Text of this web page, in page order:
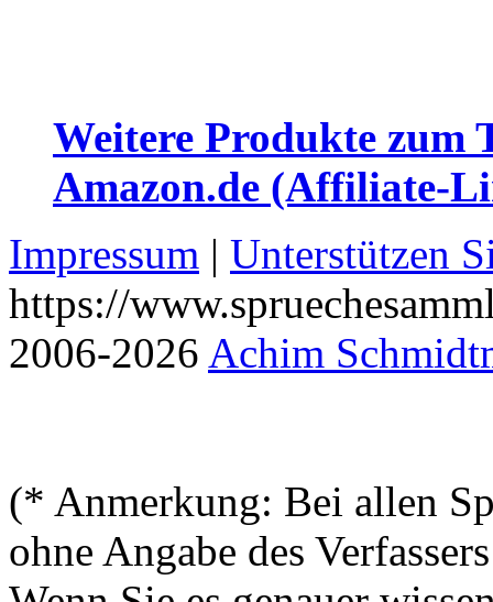
Weitere Produkte zum
Amazon.de (Affiliate-
Impressum | Unterstützen
https://
2006-2026 Achim
(* Anmerkung: Bei allen
ohne Angabe des